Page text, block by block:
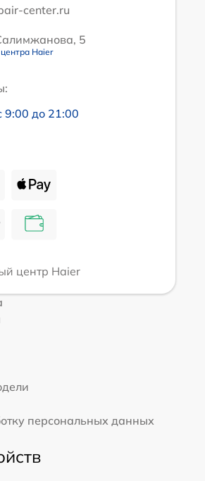
center.ru
5
Haier
9:00 до 21:00
центр Haier
персональных данных